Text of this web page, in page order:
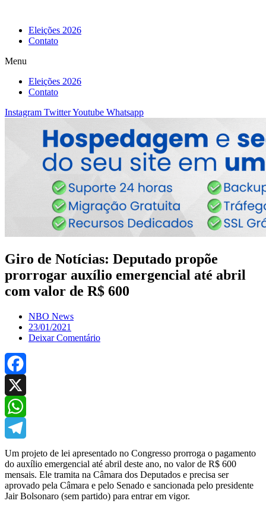
Eleições 2026
Contato
Menu
Eleições 2026
Contato
Instagram TwitterYoutube Whatsapp
Giro de Notícias: Deputado propõe
prorrogar auxílio emergencial até abril
com valor de R$ 600
NBO News
23/01/2021
Deixar Comentário
Facebook
X
WhatsApp
Telegram
Um projeto de lei apresentado no Congresso prorroga o pagamento
do auxílio emergencial até abril deste ano, no valor de R$ 600
mensais. Ele tramita na Câmara dos Deputados e precisa ser
aprovado pela Câmara e pelo Senado e sancionada pelo presidente
Jair Bolsonaro (sem partido) para entrar em vigor.